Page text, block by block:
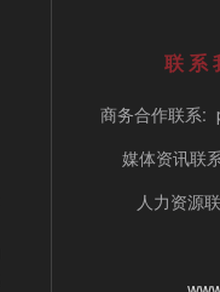
联 系
商务合作联系:
媒体资讯联
人力资源